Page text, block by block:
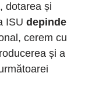
dotarea și
ISU depinde
cerem cu
și a